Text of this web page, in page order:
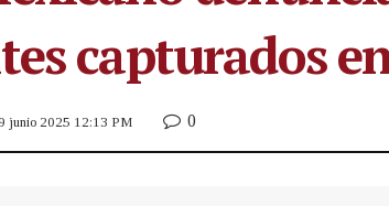
capturados
junio 2025 12:13 PM 0